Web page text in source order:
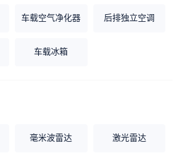
车载空气净化器 后排独立空调
车载冰箱
毫米波雷达 激光雷达